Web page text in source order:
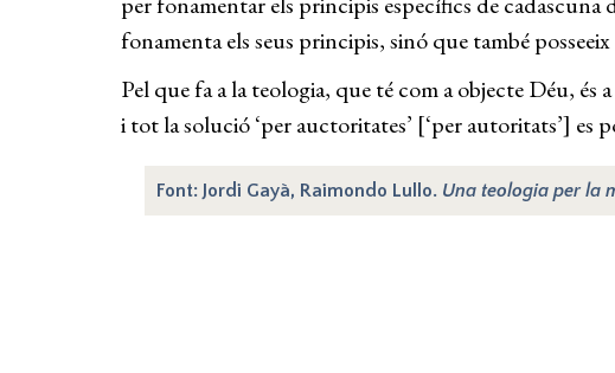
fonamenta els seus principis, sinó que també
Pel que fa a la teologia, que té com a objecte Déu,
i tot la solució ‘per auctoritates’ [‘per autoritats’] es
Font: Jordi Gayà, Raimondo Lullo. Una teologia per la